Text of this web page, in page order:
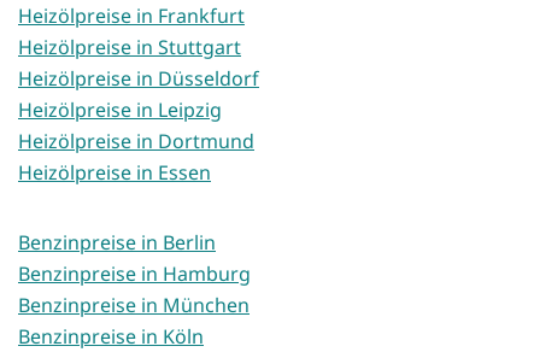
Heizölpreise in Frankfurt
Heizölpreise in Stuttgart
Heizölpreise in Düsseldorf
Heizölpreise in Leipzig
Heizölpreise in Dortmund
Heizölpreise in Essen
Benzinpreise in Berlin
Benzinpreise in Hamburg
Benzinpreise in München
Benzinpreise in Köln